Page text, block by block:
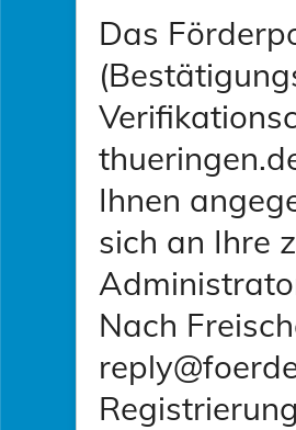
Das
Ihnen
sich an Ihre
Nach